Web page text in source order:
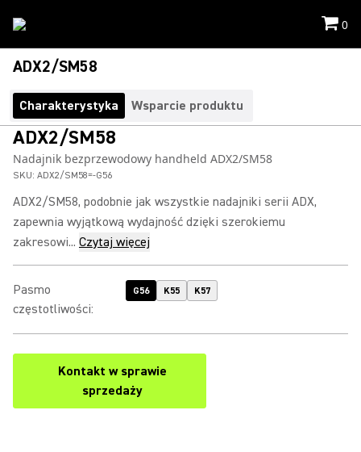
0
ADX2/SM58
Charakterystyka Wsparcie produktu
ADX2/SM58
Nadajnik bezprzewodowy handheld ADX2/SM58
SKU: ADX2/SM58=-G56
ADX2/SM58, podobnie jak wszystkie nadajniki serii ADX,
zapewnia wyjątkową wydajność dzięki szerokiemu
zakresowi... Czytaj więcej
Pasmo
częstotliwości:
G56 K55 K57
Kontakt w sprawie
sprzedaży